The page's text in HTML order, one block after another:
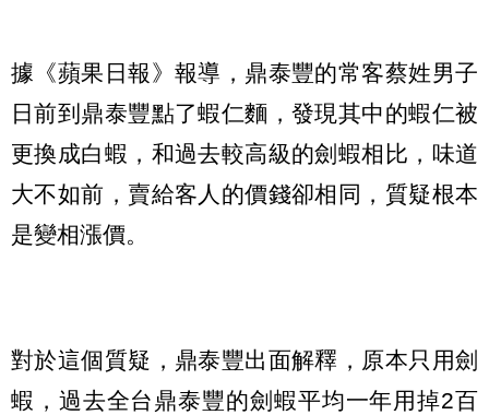
據《蘋果日報》報導，鼎泰豐的常客蔡姓男子
日前到鼎泰豐點了蝦仁麵，發現其中的蝦仁被
更換成白蝦，和過去較高級的劍蝦相比，味道
大不如前，賣給客人的價錢卻相同，質疑根本
是變相漲價。
對於這個質疑，鼎泰豐出面解釋，原本只用劍
蝦，過去全台鼎泰豐的劍蝦平均一年用掉2百